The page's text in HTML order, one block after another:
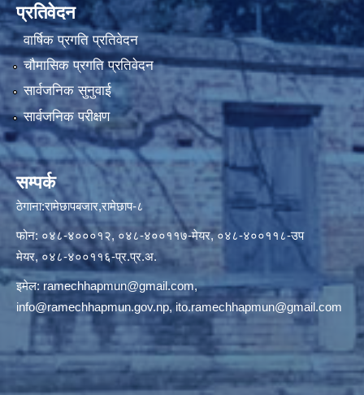
प्रतिवेदन
वार्षिक प्रगति प्रतिवेदन
चौमासिक प्रगति प्रतिवेदन
सार्वजनिक सुनुवाई
सार्वजनिक परीक्षण
सम्पर्क
ठेगाना:रामेछापबजार,रामेछाप-८
फोन: ०४८-४०००१२, ०४८-४००११७-मेयर, ०४८-४००११८-उप
मेयर, ०४८-४००११६-प्र.प्र.अ.
इमेल:ramechhapmun@gmail.com,
info@ramechhapmun.gov.np,ito.ramechhapmun@gmail.com